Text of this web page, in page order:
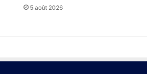
5 août 2026